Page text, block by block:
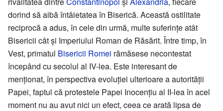
dorind să aibă întâietatea în Biserică. Această ostilitate
reciprocă a adus, în cele din urmă, multe suferințe atât
Bisericii cât și Imperiului Roman de Răsărit. Între timp, în
Vest, primatul Bisericii Romei rămăsese necontestat
începând cu secolul al IV-lea. Este interesant de
menționat, în perspectiva evoluției ulterioare a autorității
Papei, faptul că protestele Papei Inocențiu al II-lea în acel
moment nu au avut nici un efect, ceea ce arată lipsa de